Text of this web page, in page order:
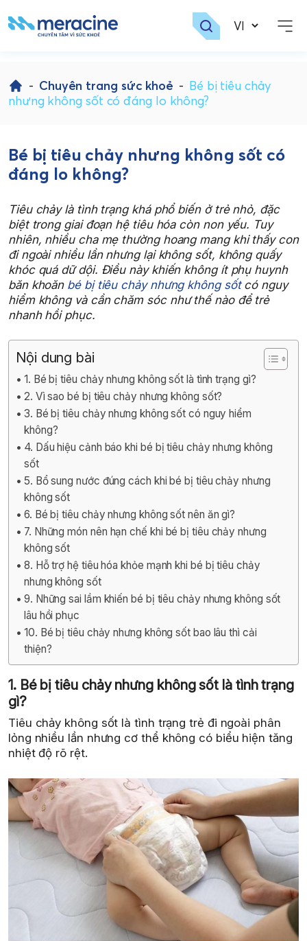
to
content
- Chuyên trang sức khoẻ - Bé bị tiêu chảy
nhưng không sốt có đáng lo không?
Bé bị tiêu chảy nhưng không sốt có
đáng lo không?
Tiêu chảy là tình trạng khá phổ biến ở trẻ nhỏ, đặc
biệt trong giai đoạn hệ tiêu hóa còn non yếu. Tuy
nhiên, nhiều cha mẹ thường hoang mang khi thấy con
đi ngoài nhiều lần nhưng lại không sốt, không quấy
khóc quá dữ dội. Điều này khiến không ít phụ huynh
băn khoăn bé bị tiêu chảy nhưng không sốtcó nguy
hiểm không và cần chăm sóc như thế nào để trẻ
nhanh hồi phục.
Nội dung bài
1. Bé bị tiêu chảy nhưng không sốt là tình trạng gì?
2. Vì sao bé bị tiêu chảy nhưng không sốt?
3. Bé bị tiêu chảy nhưng không sốt có nguy hiểm
không?
4. Dấu hiệu cảnh báo khi bé bị tiêu chảy nhưng không
sốt
5. Bổ sung nước đúng cách khi bé bị tiêu chảy nhưng
không sốt
6. Bé bị tiêu chảy nhưng không sốt nên ăn gì?
7. Những món nên hạn chế khi bé bị tiêu chảy nhưng
không sốt
8. Hỗ trợ hệ tiêu hóa khỏe mạnh khi bé bị tiêu chảy
nhưng không sốt
9. Những sai lầm khiến bé bị tiêu chảy nhưng không sốt
lâu hồi phục
10. Bé bị tiêu chảy nhưng không sốt bao lâu thì cải
thiện?
1. Bé bị tiêu chảy nhưng không sốt là tình trạng
gì?
Tiêu chảy không sốt là tình trạng trẻ đi ngoài phân
lỏng nhiều lần nhưng cơ thể không có biểu hiện tăng
nhiệt độ rõ rệt.